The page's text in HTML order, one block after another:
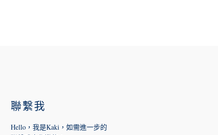
聯繫我
Hello，我是Kaki，如需進一步的